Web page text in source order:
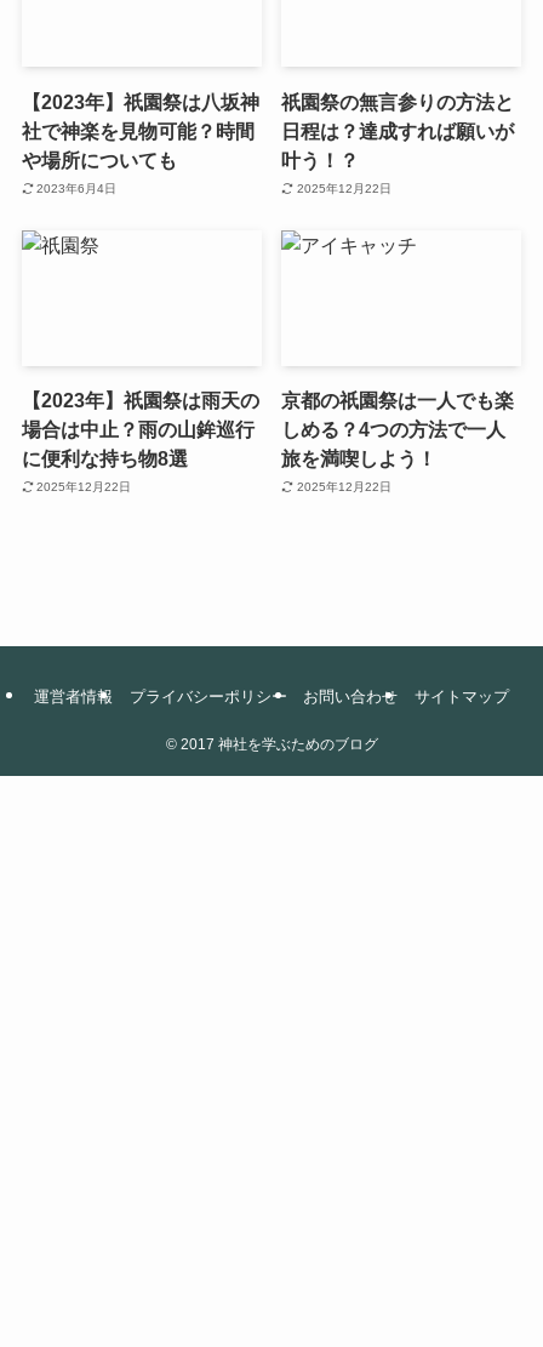
【2023年】祇園祭は八坂神
社で神楽を見物可能？時間
や場所についても
2023年6月4日
祇園祭の無言参りの方法と
日程は？達成すれば願いが
叶う！？
2025年12月22日
【2023年】祇園祭は雨天の
場合は中止？雨の山鉾巡行
に便利な持ち物8選
2025年12月22日
京都の祇園祭は一人でも楽
しめる？4つの方法で一人
旅を満喫しよう！
2025年12月22日
運営者情報 プライバシーポリシー お問い合わせ サイトマップ
© 2017 神社を学ぶためのブログ